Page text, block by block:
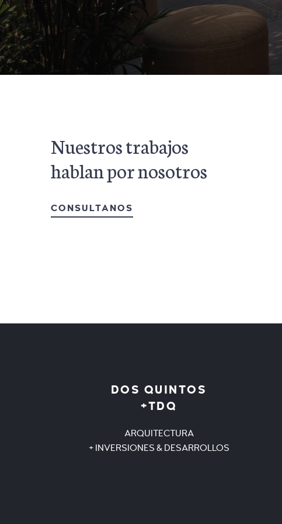
Nuestros trabajos
hablan por nosotros
CONSULTANOS
DOS QUINTOS
+TDQ
ARQUITECTURA
+ INVERSIONES & DESARROLLOS